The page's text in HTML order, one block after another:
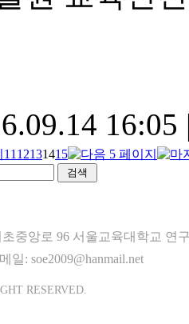
16:05
11 12131415
중앙로 96 서울교육대학교 연
일: soe2009@hanmail.net
RESERVED.